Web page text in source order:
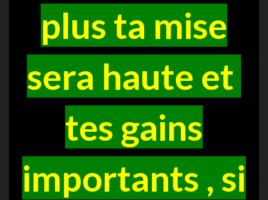
plus ta mise
sera haute et
tes gains
importants , si